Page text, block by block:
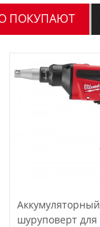
ПОКУПАЮТ
Аккумуляторный
шуруповерт для